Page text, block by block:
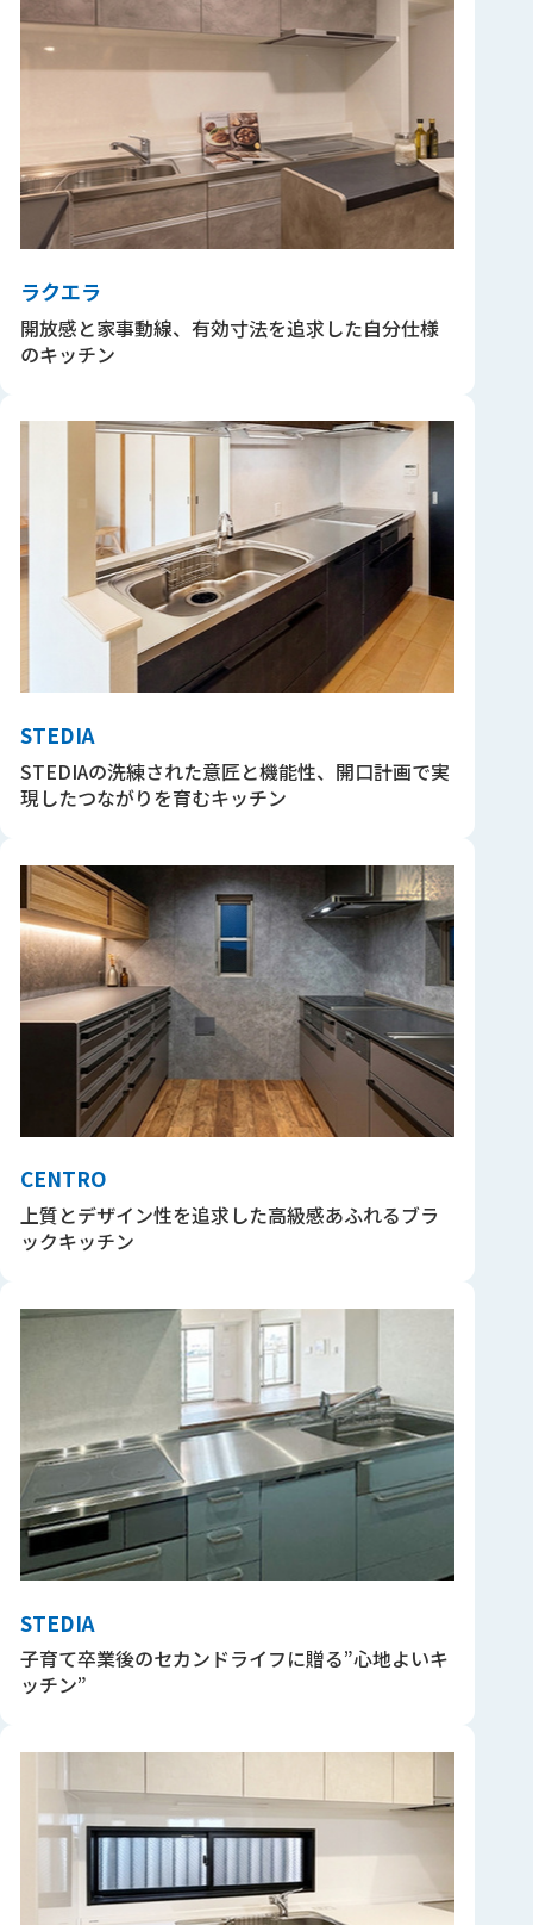
ラクエラ
開放感と家事動線、有効寸法を追求した自分仕様
のキッチン
STEDIA
STEDIAの洗練された意匠と機能性、開口計画で実
現したつながりを育むキッチン
CENTRO
上質とデザイン性を追求した高級感あふれるブラ
ックキッチン
STEDIA
子育て卒業後のセカンドライフに贈る”心地よいキ
ッチン”